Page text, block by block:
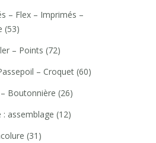
– Flex – Imprimés –
(53)
– Points (72)
– Croquet (60)
Boutonnière (26)
: assemblage (12)
(31)